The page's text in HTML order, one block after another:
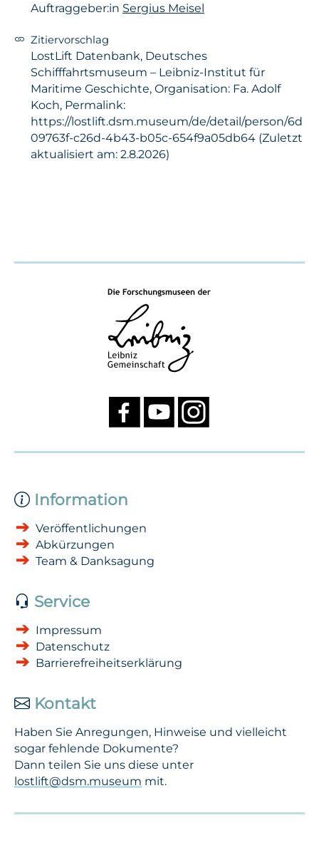
Auftraggeber:in Sergius Meisel
Zitiervorschlag
LostLift Datenbank, Deutsches
Schifffahrtsmuseum – Leibniz-Institut für
Maritime Geschichte, Organisation: Fa. Adolf
Koch, Permalink:
https://lostlift.dsm.museum/de/detail/person/6d
09763f-c26d-4b43-b05c-654f9a05db64 (Zuletzt
aktualisiert am: 2.8.2026)
Information
Veröffentlichungen
Abkürzungen
Team & Danksagung
Service
Impressum
Datenschutz
Barrierefreiheitserklärung
Kontakt
Haben Sie Anregungen, Hinweise und vielleicht
sogar fehlende Dokumente?
Dann teilen Sie uns diese unter
lostlift@dsm.museum mit.